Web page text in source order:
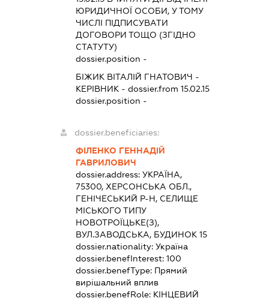
ЮРИДИЧНОЇ ОСОБИ, У ТОМУ
ЧИСЛІ ПІДПИСУВАТИ
ДОГОВОРИ ТОЩО (ЗГІДНО
СТАТУТУ)
dossier.position -
БІЖИК ВІТАЛІЙ ГНАТОВИЧ -
КЕРІВНИК- dossier.from 15.02.15
dossier.position -
dossier.beneficiaries:
ФІЛЕНКО ГЕННАДІЙ
ГАВРИЛОВИЧ
dossier.address: УКРАЇНА,
75300, ХЕРСОНСЬКА ОБЛ.,
ГЕНІЧЕСЬКИЙ Р-Н, СЕЛИЩЕ
МІСЬКОГО ТИПУ
НОВОТРОЇЦЬКЕ(З),
ВУЛ.ЗАВОДСЬКА, БУДИНОК 15
dossier.nationality: Україна
dossier.benefInterest: 100
dossier.benefType: Прямий
вирішальний вплив
dossier.benefRole: КІНЦЕВИЙ